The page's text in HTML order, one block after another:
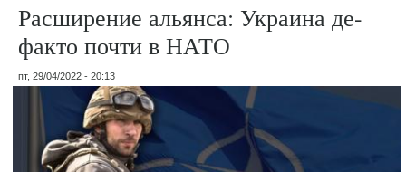
Расширение альянса: Украина де-
факто почти в НАТО
пт, 29/04/2022 - 20:13